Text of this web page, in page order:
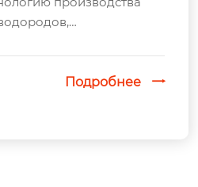
Подробнее 